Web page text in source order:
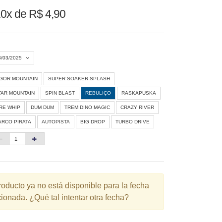
de R$ 4,90
03/2025
Agosto 2026 »
S Q Q S S
1
24 27 28 29
31
MOUNTAIN SUPER SOAKER SPLASH
MOUNTAIN SPIN BLAST REBULIÇO RASKAPUSKA
WHIP DUM DUM TREM DINO MAGIC CRAZY RIVER
PIRATA AUTOPISTA BIG DROP TURBO DRIVE
ya no está disponible para la fecha
¿Qué tal intentar otra fecha?